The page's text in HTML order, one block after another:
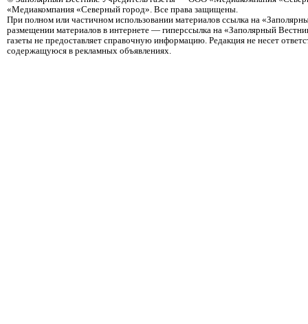
«Медиакомпания «Северный город». Все права защищены.
При полном или частичном использовании материалов ссылка на
размещении материалов в интернете — гиперссылка на «Заполярный
газеты не предоставляет справочную информацию. Редакция не несет
содержащуюся в рекламных объявлениях.